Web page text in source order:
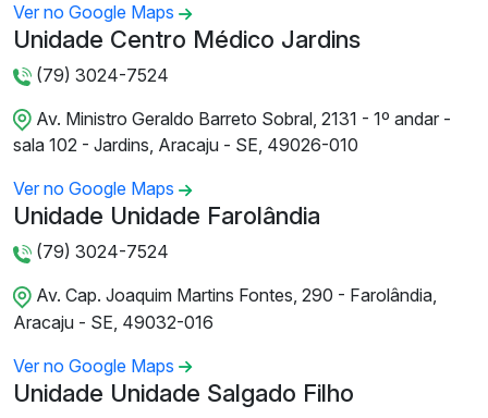
Ver no Google Maps
Unidade Centro Médico Jardins
(79) 3024-7524
Av. Ministro Geraldo Barreto Sobral, 2131 - 1º andar -
sala 102 - Jardins, Aracaju - SE, 49026-010
Ver no Google Maps
Unidade Unidade Farolândia
(79) 3024-7524
Av. Cap. Joaquim Martins Fontes, 290 - Farolândia,
Aracaju - SE, 49032-016
Ver no Google Maps
Unidade Unidade Salgado Filho